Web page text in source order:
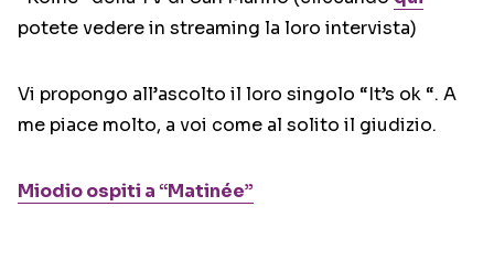
potete vedere in streaming la loro intervista)
Vi propongo all’ascolto il loro singolo “It’s ok “. A
me piace molto, a voi come al solito il giudizio.
Miodio ospiti a “Matinée”